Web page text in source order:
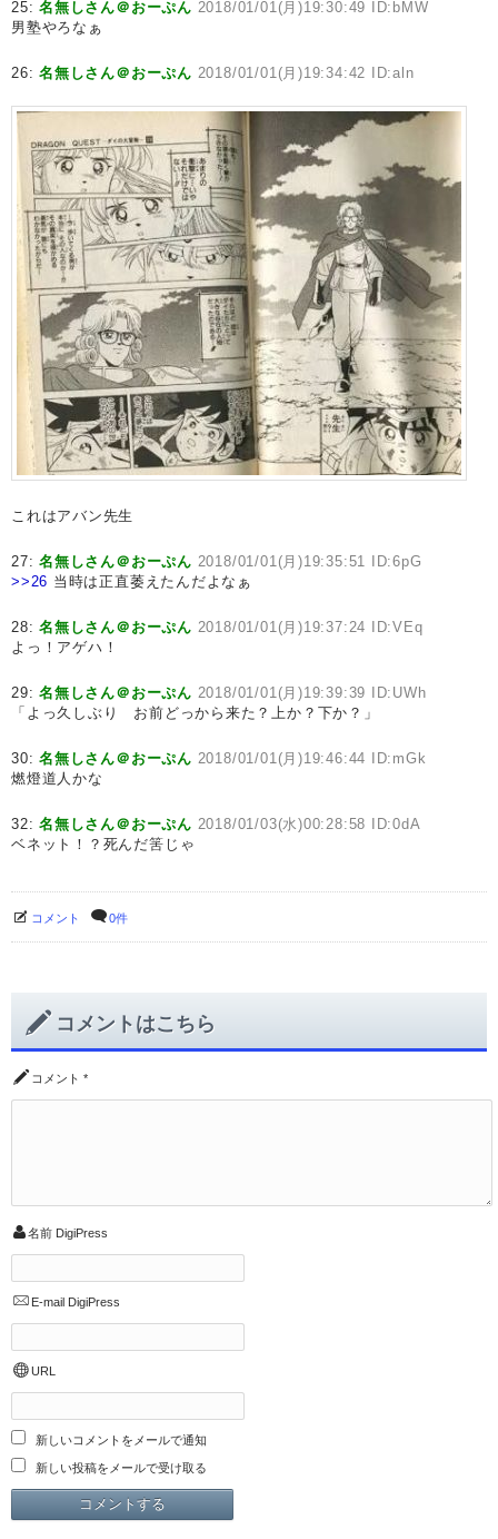
25:名無しさん＠おーぷん 2018/01/01(月)19:30:49 ID:bMW
男塾やろなぁ
26:名無しさん＠おーぷん 2018/01/01(月)19:34:42 ID:aln
これはアバン先生
27:名無しさん＠おーぷん 2018/01/01(月)19:35:51 ID:6pG
>>26 当時は正直萎えたんだよなぁ
28:名無しさん＠おーぷん 2018/01/01(月)19:37:24 ID:VEq
よっ！アゲハ！
29:名無しさん＠おーぷん 2018/01/01(月)19:39:39 ID:UWh
「よっ久しぶり お前どっから来た？上か？下か？」
30:名無しさん＠おーぷん 2018/01/01(月)19:46:44 ID:mGk
燃燈道人かな
32:名無しさん＠おーぷん 2018/01/03(水)00:28:58 ID:0dA
ベネット！？死んだ筈じゃ
コメント 0件
コメントはこちら
コメント *
名前 DigiPress
E-mail DigiPress
URL
新しいコメントをメールで通知
新しい投稿をメールで受け取る